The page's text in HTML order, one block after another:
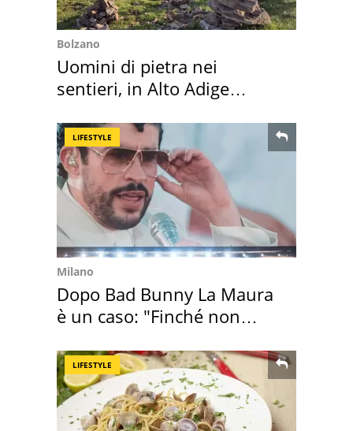
Bolzano
Uomini di pietra nei
sentieri, in Alto Adige
LIFESTYLE
Milano
Dopo Bad Bunny La Maura
è un caso: "Finché non
LIFESTYLE